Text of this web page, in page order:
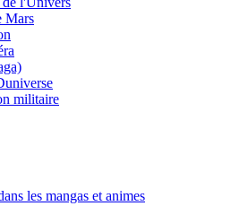
Mars
militaire
les mangas et animes